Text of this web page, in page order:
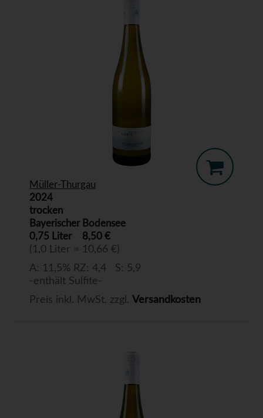
Müller-Thurgau
2024
trocken
Bayerischer Bodensee
0,75 Liter
8,50 €
(1,0 Liter = 10,66 €)
A: 11,5% RZ: 4,4 S: 5,9
-enthält Sulfite-
Preis inkl. MwSt. zzgl. Versandkosten